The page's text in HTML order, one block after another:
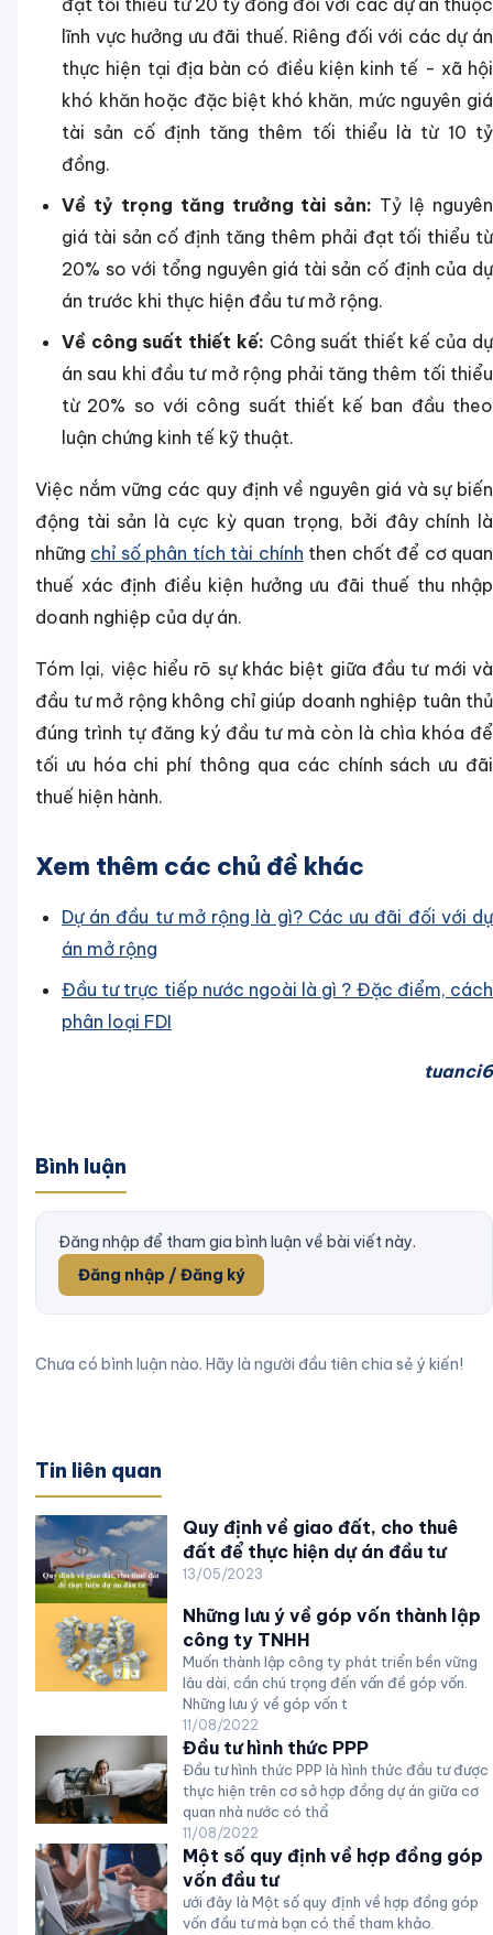
đạt tối thiểu từ 20 tỷ đồng đối với các dự án thuộc
lĩnh vực hưởng ưu đãi thuế. Riêng đối với các dự án
thực hiện tại địa bàn có điều kiện kinh tế - xã hội
khó khăn hoặc đặc biệt khó khăn, mức nguyên giá
tài sản cố định tăng thêm tối thiểu là từ 10 tỷ
đồng.
Về tỷ trọng tăng trưởng tài sản: Tỷ lệ nguyên
giá tài sản cố định tăng thêm phải đạt tối thiểu từ
20% so với tổng nguyên giá tài sản cố định của dự
án trước khi thực hiện đầu tư mở rộng.
Về công suất thiết kế: Công suất thiết kế của dự
án sau khi đầu tư mở rộng phải tăng thêm tối thiểu
từ 20% so với công suất thiết kế ban đầu theo
luận chứng kinh tế kỹ thuật.
Việc nắm vững các quy định về nguyên giá và sự biến
động tài sản là cực kỳ quan trọng, bởi đây chính là
những chỉ số phân tích tài chính then chốt để cơ quan
thuế xác định điều kiện hưởng ưu đãi thuế thu nhập
doanh nghiệp của dự án.
Tóm lại, việc hiểu rõ sự khác biệt giữa đầu tư mới và
đầu tư mở rộng không chỉ giúp doanh nghiệp tuân thủ
đúng trình tự đăng ký đầu tư mà còn là chìa khóa để
tối ưu hóa chi phí thông qua các chính sách ưu đãi
thuế hiện hành.
Xem thêm các chủ đề khác
Dự án đầu tư mở rộng là gì? Các ưu đãi đối với dự
án mở rộng
Đầu tư trực tiếp nước ngoài là gì ? Đặc điểm, cách
phân loại FDI
tuanci6
Bình luận
Đăng nhập để tham gia bình luận về bài viết này.
Đăng nhập / Đăng ký
Chưa có bình luận nào. Hãy là người đầu tiên chia sẻ ý kiến!
Tin liên quan
Quy định về giao đất, cho thuê
đất để thực hiện dự án đầu tư
13/05/2023
Những lưu ý về góp vốn thành lập
công ty TNHH
Muốn thành lập công ty phát triển bền vững
lâu dài, cần chú trọng đến vấn đề góp vốn.
Những lưu ý về góp vốn t
11/08/2022
Đầu tư hình thức PPP
Đầu tư hình thức PPP là hình thức đầu tư được
thực hiện trên cơ sở hợp đồng dự án giữa cơ
quan nhà nước có thẩ
11/08/2022
Một số quy định về hợp đồng góp
vốn đầu tư
ưới đây là Một số quy định về hợp đồng góp
vốn đầu tư mà bạn có thể tham khảo.